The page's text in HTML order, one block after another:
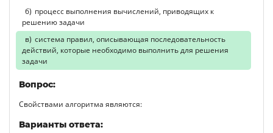
процесс выполнения вычислений, приводящих к
решению задачи
система правил, описывающая последовательность
действий, которые необходимо выполнить для решения
задачи
Вопрос:
Свойствами алгоритма являются:
Варианты ответа: